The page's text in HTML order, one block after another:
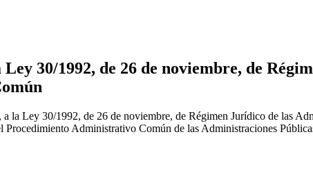
30/1992, de 26 de noviembre, de
la Ley 30/1992, de 26 de noviembre, de Régimen Jurídico de las
Procedimiento Administrativo Común de las Administraciones